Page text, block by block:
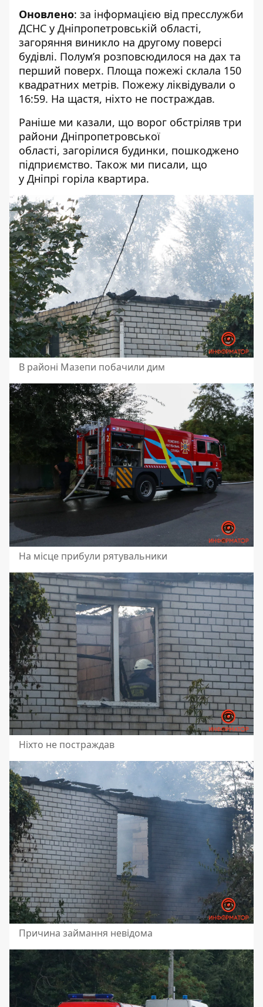
Оновлено: за інформацією від пресслужби
ДСНС у Дніпропетровській області,
загоряння виникло на другому поверсі
будівлі. Полум’я розповсюдилося на дах та
перший поверх. Площа пожежі склала 150
квадратних метрів. Пожежу ліквідували о
16:59. На щастя, ніхто не постраждав.
Раніше ми казали, що ворог обстріляв три
райони Дніпропетровської
області, загорілися будинки, пошкоджено
підприємство. Також ми писали, що
у Дніпрі горіла квартира.
В районі Мазепи побачили дим
На місце прибули рятувальники
Ніхто не постраждав
Причина займання невідома